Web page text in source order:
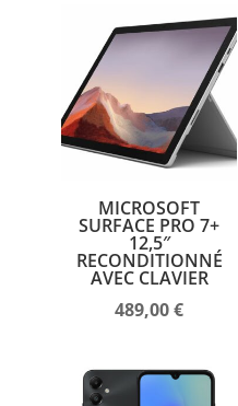
MICROSOFT
SURFACE PRO 7+
12,5″
RECONDITIONNÉ
AVEC CLAVIER
489,00€